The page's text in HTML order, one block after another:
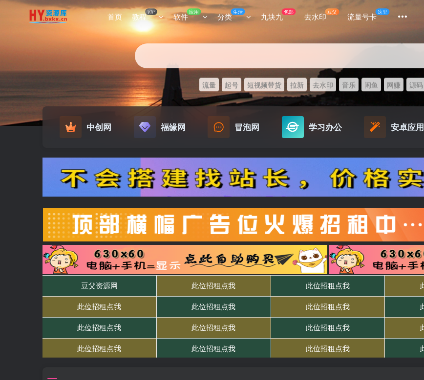
首页 教程VIP 软件 应用 分类生活 九块九包邮 去水印豆父 流量号卡这里
流量 起号 短视频带货 拉新 去水印 音乐 闲鱼 网赚 源码
中创网 福缘网 冒泡网 学习办公 安卓应用